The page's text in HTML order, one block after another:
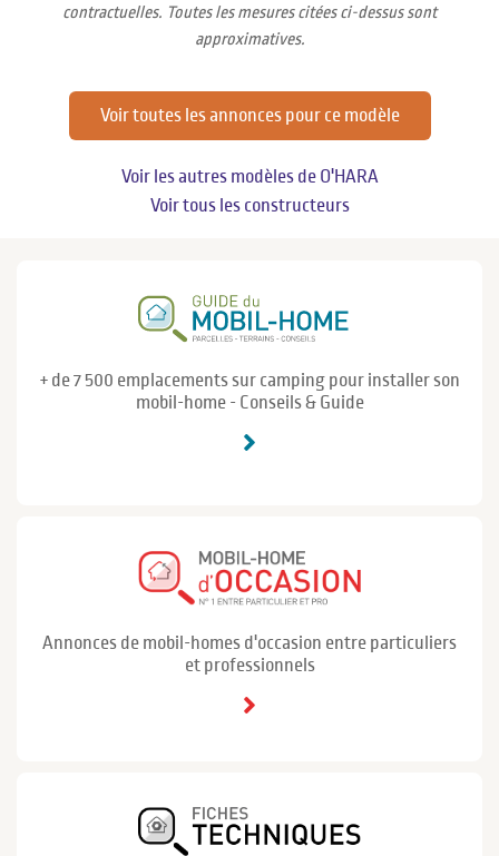
contractuelles. Toutes les mesures citées ci-dessus sont
approximatives.
Voir toutes les annonces pour ce modèle
Voir les autres modèles de O'HARA
Voir tous les constructeurs
+ de 7 500 emplacements sur camping pour installer son
mobil-home - Conseils & Guide
Annonces de mobil-homes d'occasion entre particuliers
et professionnels